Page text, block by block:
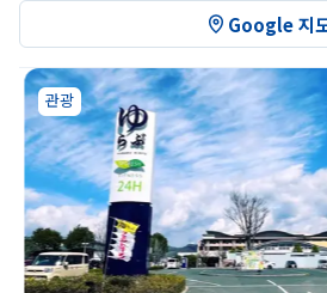
Google 지
관광